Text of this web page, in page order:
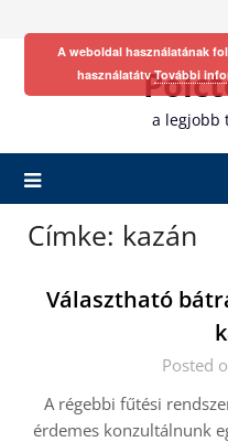
a legjobb
Címke: kazán
Választható
Posted
A régebbi fűtési
érdemes konzultálnunk
A weboldal használatának
használatátvTovábbi